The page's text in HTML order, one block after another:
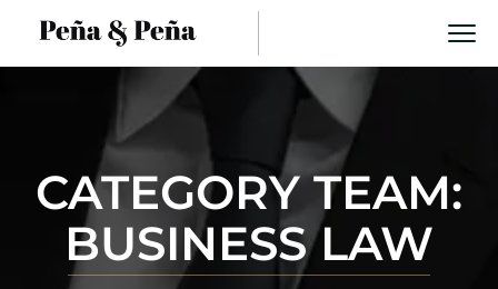
CATEGORY TEAM:
BUSINESS LAW